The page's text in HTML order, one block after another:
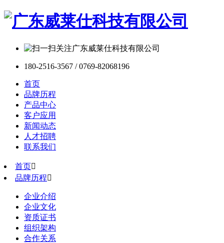
180-2516-3567 / 0769-82068196
首页
品牌历程
产品中心
客户应用
新闻动态
人才招聘
联系我们
首页
品牌历程
企业介绍
企业文化
资质证书
组织架构
合作关系